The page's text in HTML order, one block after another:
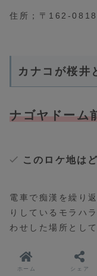
住所；〒162-0818
カナコが桜井
ナゴヤドーム
このロケ地は
電車で痴漢を繰り
りしているモラハ
わせした場所とし
ホーム シェア